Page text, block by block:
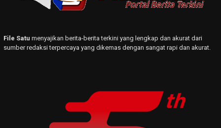
File Satu menyajikan berita-berita terkini yang lengkap dan akurat dari
sumber redaksi terpercaya yang dikemas dengan sangat rapi dan akurat.